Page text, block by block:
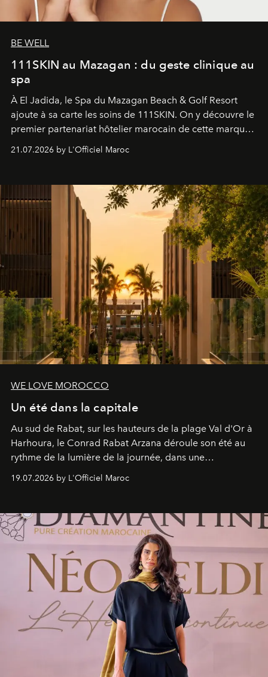
BE WELL
111SKIN au Mazagan : du geste clinique au
spa
À El Jadida, le Spa du Mazagan Beach & Golf Resort
ajoute à sa carte les soins de 111SKIN. On y découvre le
premier partenariat hôtelier marocain de cette marque
londonien et construite depuis autour d'un actif breveté,
21.07.2026 by L'Officiel Maroc
WE LOVE MOROCCO
Un été dans la capitale
Au sud de Rabat, sur les hauteurs de la plage Val d'Or à
Harhoura, le Conrad Rabat Arzana déroule son été au
rythme de la lumière de la journée, dans une
rendez-vous avec l’océan.
19.07.2026 by L'Officiel Maroc